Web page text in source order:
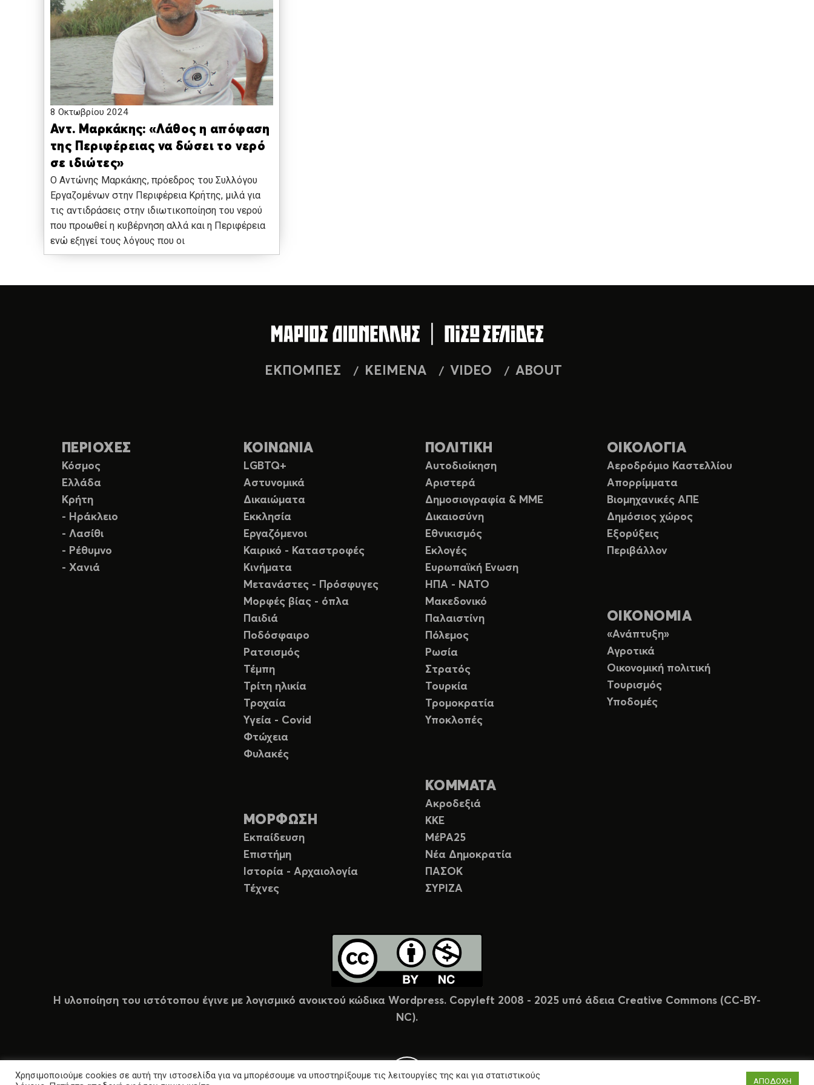
8 Οκτωβρίου 2024
Αντ. Μαρκάκης: «Λάθος η απόφαση
της Περιφέρειας να δώσει το νερό
σε ιδιώτες»
Ο Αντώνης Μαρκάκης, πρόεδρος του Συλλόγου
Εργαζομένων στην Περιφέρεια Κρήτης, μιλά για
τις αντιδράσεις στην ιδιωτικοποίηση του νερού
που προωθεί η κυβέρνηση αλλά και η Περιφέρεια
ενώ εξηγεί τους λόγους που οι
ΕΚΠΟΜΠΕΣ ΚΕΙΜΕΝΑ VIDEO ABOUT
ΠΕΡΙΟΧΕΣ
Κόσμος
Ελλάδα
Κρήτη
- Ηράκλειο
- Λασίθι
- Ρέθυμνο
- Χανιά
ΚΟΙΝΩΝΙΑ
LGBTQ+
Αστυνομικά
Δικαιώματα
Εκκλησία
Εργαζόμενοι
Καιρικό - Καταστροφές
Κινήματα
Μετανάστες - Πρόσφυγες
Μορφές βίας - όπλα
Παιδιά
Ποδόσφαιρο
Ρατσισμός
Τέμπη
Τρίτη ηλικία
Τροχαία
Υγεία - Covid
Φτώχεια
Φυλακές
ΜΟΡΦΩΣΗ
Εκπαίδευση
Επιστήμη
Ιστορία - Αρχαιολογία
Τέχνες
ΠΟΛΙΤΙΚΗ
Αυτοδιοίκηση
Αριστερά
Δημοσιογραφία & ΜΜΕ
Δικαιοσύνη
Εθνικισμός
Εκλογές
Ευρωπαϊκή Ενωση
ΗΠΑ - ΝΑΤΟ
Μακεδονικό
Παλαιστίνη
Πόλεμος
Ρωσία
Στρατός
Τουρκία
Τρομοκρατία
Υποκλοπές
ΚΟΜΜΑΤΑ
Ακροδεξιά
ΚΚΕ
ΜέΡΑ25
Νέα Δημοκρατία
ΠΑΣΟΚ
ΣΥΡΙΖΑ
ΟΙΚΟΛΟΓΙΑ
Αεροδρόμιο Καστελλίου
Απορρίμματα
Βιομηχανικές ΑΠΕ
Δημόσιος χώρος
Εξορύξεις
Περιβάλλον
ΟΙΚΟΝΟΜΙΑ
«Ανάπτυξη»
Αγροτικά
Οικονομική πολιτική
Τουρισμός
Υποδομές
Η υλοποίηση του ιστότοπου έγινε με λογισμικό ανοικτού κώδικα Wordpress. Copyleft 2008 - 2025 υπό άδεια Creative Commons (CC-BY-
NC).
Χρησιμοποιούμε cookies σε αυτή την ιστοσελίδα για να μπορέσουμε να υποστηρίξουμε τις λειτουργίες της και για στατιστικούς
ΑΠΟΔΟΧΗ